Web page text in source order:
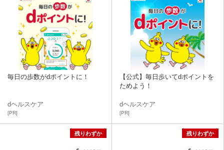
毎日の歩数がdポイントに！
dヘルスケア
[PR]
【公式】毎日歩いてdポイントを
ためよう！
dヘルスケア
[PR]
残りわずか 残りわずか